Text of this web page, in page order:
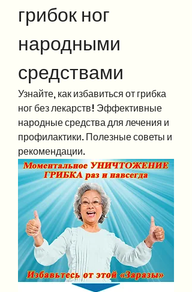
грибок ног
народными
средствами
Узнайте, как избавиться от грибка
ног без лекарств! Эффективные
народные средства для лечения и
профилактики. Полезные советы и
рекомендации.